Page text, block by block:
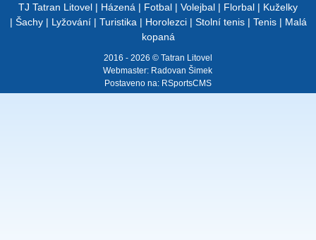
TJ Tatran Litovel | Házená | Fotbal | Volejbal | Florbal | Kuželky
| Šachy| Lyžování| Turistika | Horolezci| Stolní tenis| Tenis| Malá
kopaná
2016 - 2026 © Tatran Litovel
Webmaster: Radovan Šimek
Postaveno na: RSportsCMS